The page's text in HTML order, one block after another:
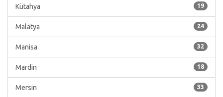
19
Kütahya
24
Malatya
32
Manisa
18
Mardin
33
Mersin